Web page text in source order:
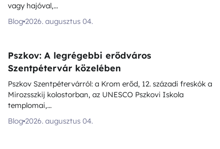
vagy hajóval,...
Blog 2026. augusztus 04.
Pszkov: A legrégebbi erődváros
Szentpétervár közelében
Pszkov Szentpétervárról: a Krom erőd, 12. századi freskók a
Mirozsszkij kolostorban, az UNESCO Pszkovi Iskola
templomai,...
Blog 2026. augusztus 04.